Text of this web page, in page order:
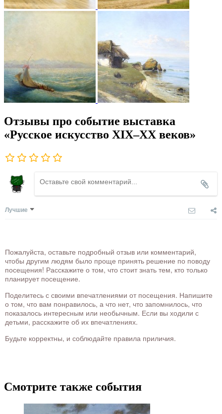
Отзывы про событие выставка
«Русское искусство XIX–XX веков»
Лучшие
Пожалуйста, оставьте подробный отзыв или комментарий,
чтобы другим людям было проще принять решение по поводу
посещения! Расскажите о том, что стоит знать тем, кто только
планирует посещение.
Поделитесь с своими впечатлениями от посещения. Напишите
о том, что вам понравилось, а что нет, что запомнилось, что
показалось интересным или необычным. Если вы ходили с
детьми, расскажите об их впечатлениях.
Будьте корректны, и соблюдайте правила приличия.
Смотрите также события